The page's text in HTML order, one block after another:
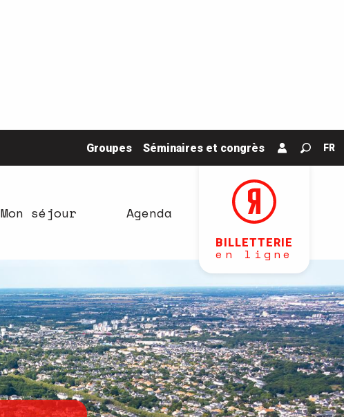
Groupes Séminaires et congrès FR
BILLETTERIE
en ligne
Mon séjour Agenda